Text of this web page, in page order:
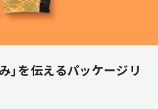
」を伝えるパッケージリ